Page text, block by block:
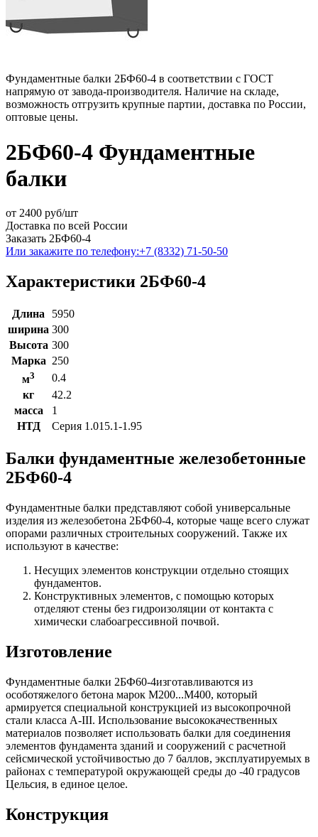
Фундаментные балки 2БФ60-4 в соответствии с ГОСТ
напрямую от завода-производителя. Наличие на складе,
возможность отгрузить крупные партии, доставка по России,
оптовые цены.
2БФ60-4 Фундаментные
балки
от 2400 руб/шт
Доставка по всей России
Заказать 2БФ60-4
Или закажите по телефону:+7 (8332) 71-50-50
Характеристики 2БФ60-4
Длина
5950
ширина 300
Высота 300
Марка 250
м3
0.4
кг
42.2
масса
1
НТД
Серия 1.015.1-1.95
Балки фундаментные железобетонные
2БФ60-4
Фундаментные балки представляют собой универсальные
изделия из железобетона 2БФ60-4, которые чаще всего служат
опорами различных строительных сооружений. Также их
используют в качестве:
Несущих элементов конструкции отдельно стоящих
фундаментов.
Конструктивных элементов, с помощью которых
отделяют стены без гидроизоляции от контакта с
химически слабоагрессивной почвой.
Изготовление
Фундаментные балки 2БФ60-4изготавливаются из
особотяжелого бетона марок М200...М400, который
армируется специальной конструкцией из высокопрочной
стали класса А-III. Использование высококачественных
материалов позволяет использовать балки для соединения
элементов фундамента зданий и сооружений с расчетной
сейсмической устойчивостью до 7 баллов, эксплуатируемых в
районах с температурой окружающей среды до -40 градусов
Цельсия, в единое целое.
Конструкция